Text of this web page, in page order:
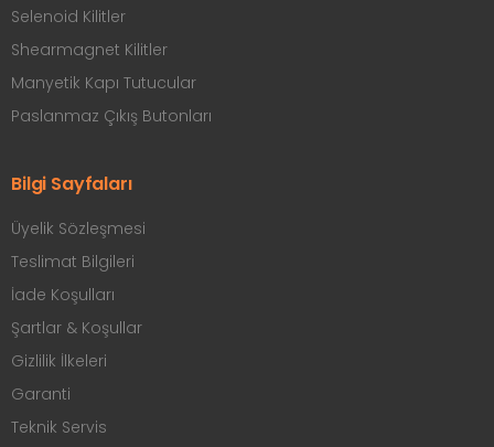
Selenoid Kilitler
Shearmagnet Kilitler
Manyetik Kapı Tutucular
Paslanmaz Çıkış Butonları
Bilgi Sayfaları
Üyelik Sözleşmesi
Teslimat Bilgileri
İade Koşulları
Şartlar & Koşullar
Gizlilik İlkeleri
Garanti
Teknik Servis